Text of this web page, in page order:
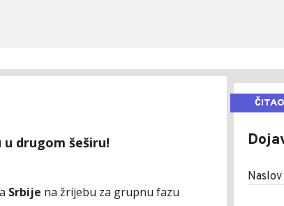
drugom šeširu!
Srbije na žrijebu za grupnu fazu
Naslov